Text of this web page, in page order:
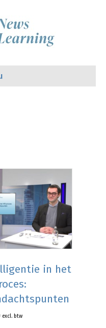
in het
excl. btw